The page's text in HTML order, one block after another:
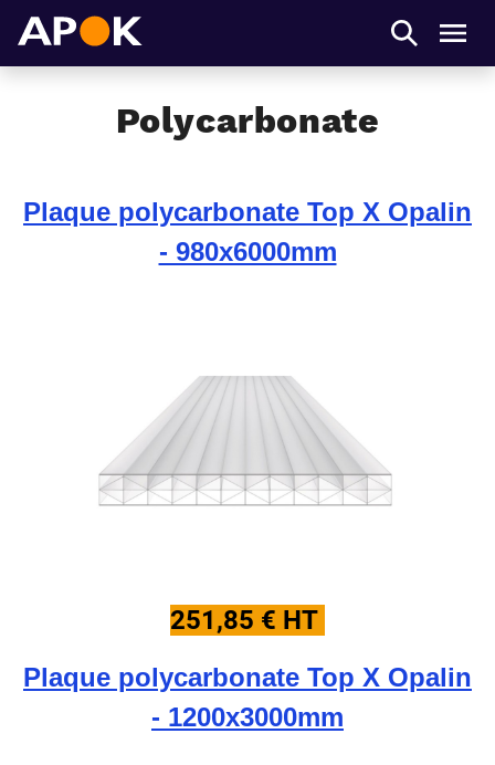
Polycarbonate
Plaque polycarbonate Top X Opalin
- 980x6000mm
251,85 € HT
Plaque polycarbonate Top X Opalin
- 1200x3000mm